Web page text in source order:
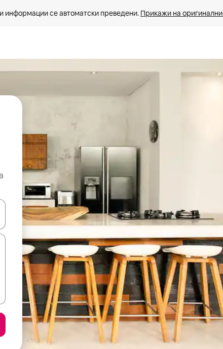
информации се автоматски преведени. Прикажи на
со стрелки нагоре и надолу или истражувајте со